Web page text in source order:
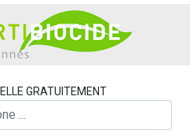
GRATUITEMENT